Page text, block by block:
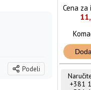
Podeli
Cena
+381